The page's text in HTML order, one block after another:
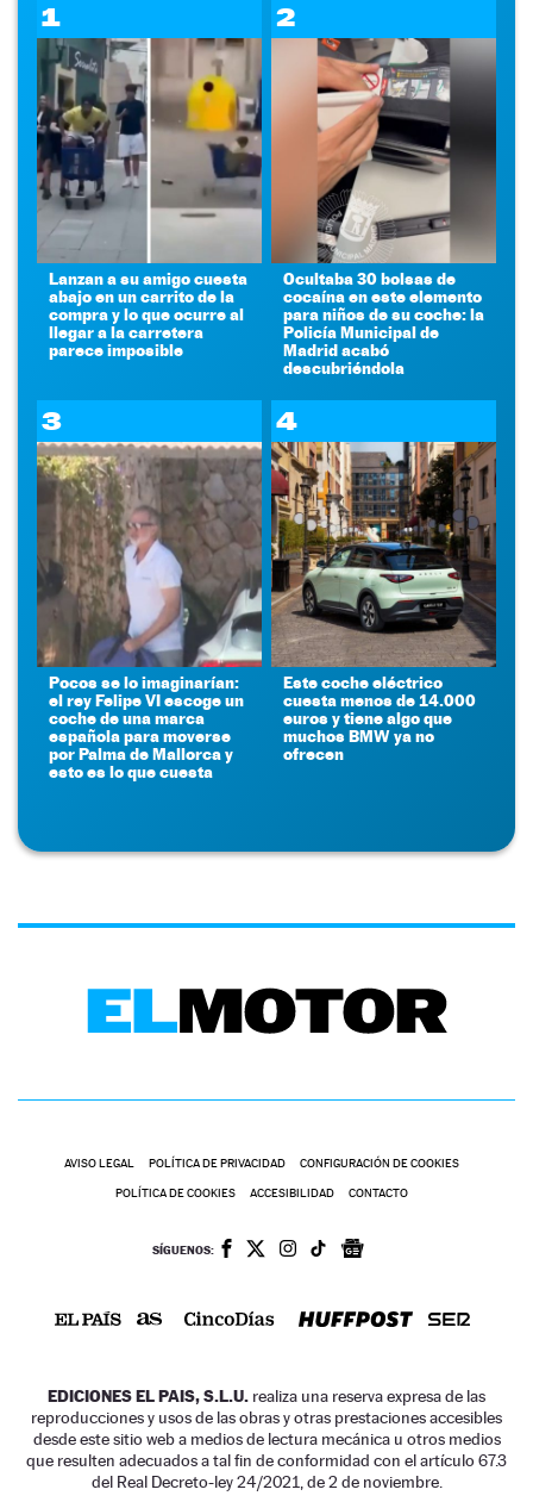
1
Lanzan a su amigo cuesta
abajo en un carrito de la
compra y lo que ocurre al
llegar a la carretera
parece imposible
2
Ocultaba 30 bolsas de
cocaína en este elemento
para niños de su coche: la
Policía Municipal de
Madrid acabó
descubriéndola
3
Pocos se lo imaginarían:
el rey Felipe VI escoge un
coche de una marca
española para moverse
por Palma de Mallorca y
esto es lo que cuesta
4
Este coche eléctrico
cuesta menos de 14.000
euros y tiene algo que
muchos BMW ya no
ofrecen
AVISO LEGAL POLÍTICA DE PRIVACIDAD CONFIGURACIÓN DE COOKIES
POLÍTICA DE COOKIES ACCESIBILIDAD CONTACTO
SÍGUENOS:
EDICIONES EL PAIS, S.L.U. realiza una reserva expresa de las
reproducciones y usos de las obras y otras prestaciones accesibles
desde este sitio web a medios de lectura mecánica u otros medios
que resulten adecuados a tal fin de conformidad con el artículo 67.3
del Real Decreto-ley 24/2021, de 2 de noviembre.